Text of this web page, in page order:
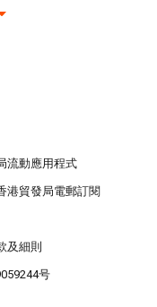
流動應用程式
港貿發局電郵訂閱
及細則
号